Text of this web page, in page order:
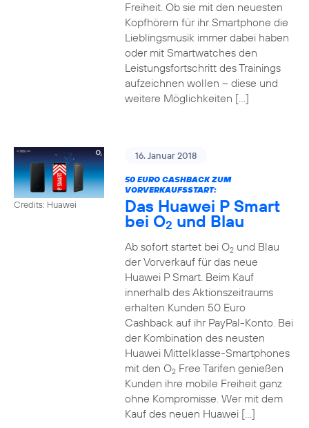
Freiheit. Ob sie mit den neuesten
Kopfhörern für ihr Smartphone die
Lieblingsmusik immer dabei haben
oder mit Smartwatches den
Leistungsfortschritt des Trainings
aufzeichnen wollen – diese und
weitere Möglichkeiten […]
Credits: Huawei
16. Januar 2018
50 EURO CASHBACK ZUM
VORVERKAUFSSTART:
Das Huawei P Smart
bei O2 und Blau
Ab sofort startet bei O2und Blau
der Vorverkauf für das neue
Huawei P Smart. Beim Kauf
innerhalb des Aktionszeitraums
erhalten Kunden 50 Euro
Cashback auf ihr PayPal-Konto. Bei
der Kombination des neusten
Huawei Mittelklasse-Smartphones
mit den O2Free Tarifen genießen
Kunden ihre mobile Freiheit ganz
ohne Kompromisse. Wer mit dem
Kauf des neuen Huawei […]